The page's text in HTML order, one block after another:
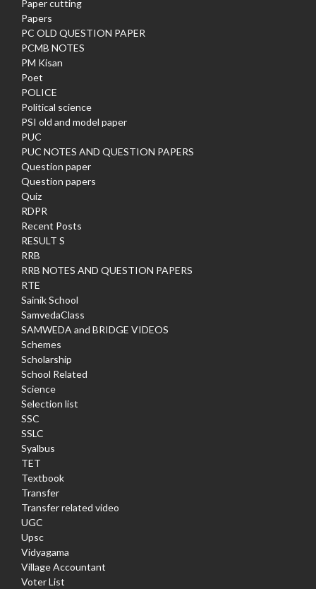
Paper cutting
Papers
PC OLD QUESTION PAPER
PCMB NOTES
PM Kisan
Poet
POLICE
Political science
PSI old and model paper
PUC
PUC NOTES AND QUESTION PAPERS
Question paper
Question papers
Quiz
RDPR
Recent Posts
RESULT S
RRB
RRB NOTES AND QUESTION PAPERS
RTE
Sainik School
SamvedaClass
SAMWEDA and BRIDGE VIDEOS
Schemes
Scholarship
School Related
Science
Selection list
SSC
SSLC
Syalbus
TET
Textbook
Transfer
Transfer related video
UGC
Upsc
Vidyagama
Village Accountant
Voter List